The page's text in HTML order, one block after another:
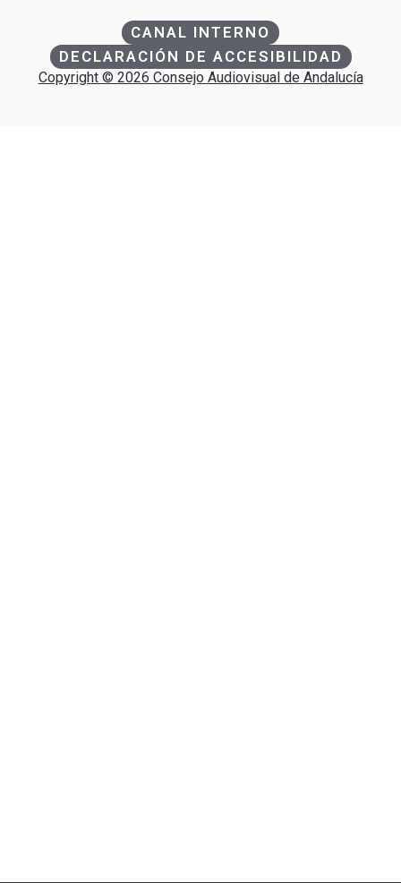
CANAL INTERNO
DECLARACIÓN DE ACCESIBILIDAD
Copyright © 2026 Consejo Audiovisual de Andalucía